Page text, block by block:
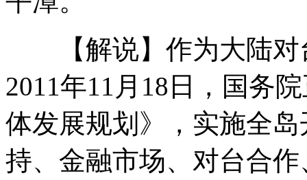
张娜拉赞林志颖比自己"嫩"
山西运城恶犬咬伤多人 警民合力深夜将其击毙
女孩北京地铁殴打老人 痛下狠手拳打脚踢
【解说】作为大陆对
2011年11月18日，国务
体发展规划》，实施全
持、金融市场、对台合